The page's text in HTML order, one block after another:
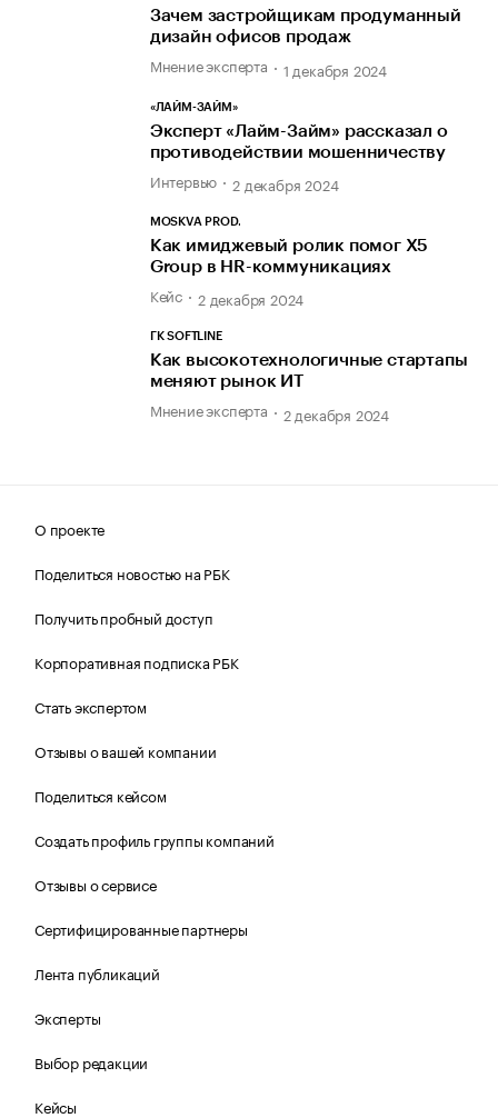
Зачем застройщикам продуманный
дизайн офисов продаж
Мнение эксперта 1 декабря 2024
«ЛАЙМ-ЗАЙМ»
Эксперт «Лайм-Займ» рассказал о
противодействии мошенничеству
Интервью 2 декабря 2024
MOSKVA PROD.
Как имиджевый ролик помог X5
Group в HR-коммуникациях
Кейс 2 декабря 2024
ГК SOFTLINE
Как высокотехнологичные стартапы
меняют рынок ИТ
Мнение эксперта 2 декабря 2024
О проекте
Поделиться новостью на РБК
Получить пробный доступ
Корпоративная подписка РБК
Стать экспертом
Отзывы о вашей компании
Поделиться кейсом
Создать профиль группы компаний
Отзывы о сервисе
Сертифицированные партнеры
Лента публикаций
Эксперты
Выбор редакции
Кейсы